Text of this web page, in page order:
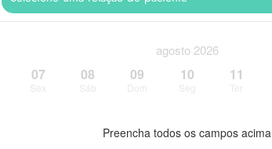
agosto 2026
07 08 09 10 11
Preencha todos os campos acima